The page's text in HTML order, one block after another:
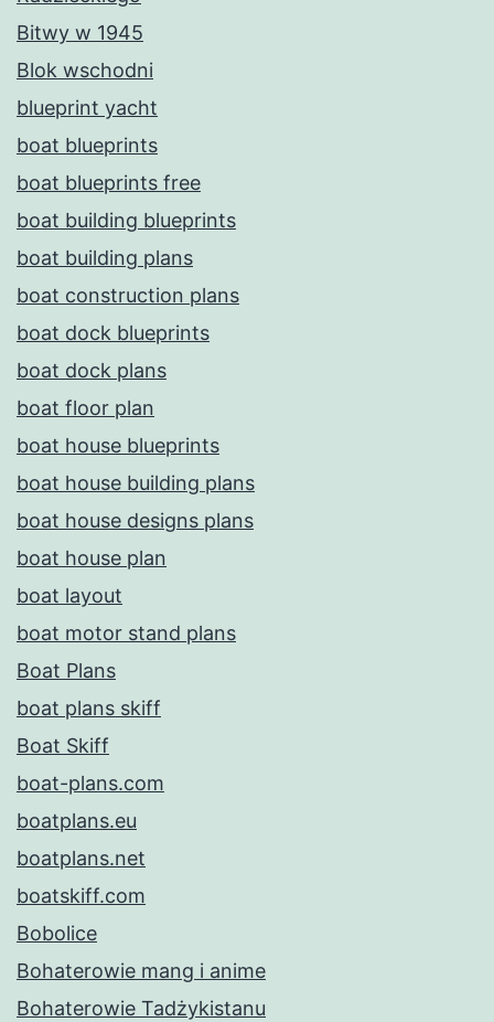
Bitwy w 1945
Blok wschodni
blueprint yacht
boat blueprints
boat blueprints free
boat building blueprints
boat building plans
boat construction plans
boat dock blueprints
boat dock plans
boat floor plan
boat house blueprints
boat house building plans
boat house designs plans
boat house plan
boat layout
boat motor stand plans
Boat Plans
boat plans skiff
Boat Skiff
boat-plans.com
boatplans.eu
boatplans.net
boatskiff.com
Bobolice
Bohaterowie mang i anime
Bohaterowie Tadżykistanu